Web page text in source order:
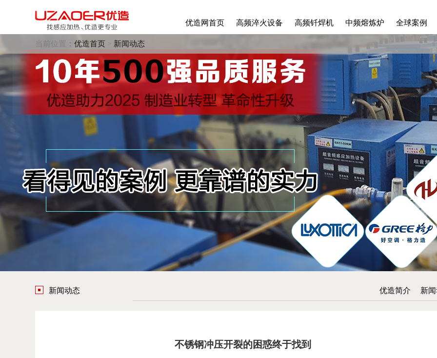
优造网首页 高频淬火设备 高频钎焊机 中频熔炼炉 全球案例
当前位置： 优造首页 > 新闻动态
新闻动态 优造简介 新
不锈钢冲压开裂的困惑终于找到